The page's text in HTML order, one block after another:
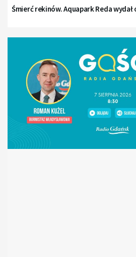
Śmierć rekinów. Aquapark Reda